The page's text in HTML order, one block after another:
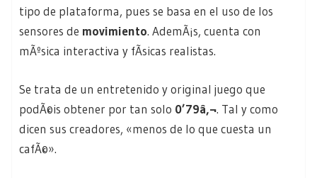
tipo de plataforma, pues se basa en el uso de los
sensores de movimiento. AdemÃ¡s, cuenta con
mÃºsica interactiva y fÃ­sicas realistas.
Se trata de un entretenido y original juego que
podÃ©is obtener por tan solo 0’79â‚¬. Tal y como
dicen sus creadores, «menos de lo que cuesta un
cafÃ©».